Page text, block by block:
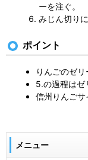
ーを注ぐ。
みじん切り
ポイント
りんごのゼ
5.の過程はゼ
信州りんごサ
メニュー